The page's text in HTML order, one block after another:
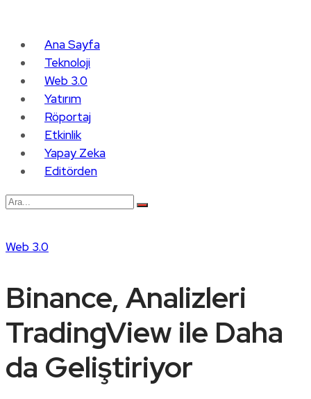
Ana Sayfa
Teknoloji
Web 3.0
Yatırım
Röportaj
Etkinlik
Yapay Zeka
Editörden
Web 3.0
Binance, Analizleri
TradingView ile Daha
da Geliştiriyor